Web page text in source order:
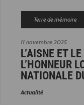
11 novembre 2025
Terre de mémoire
L’AISNE ET
L’HONNEUR
NATIONALE
Actualité